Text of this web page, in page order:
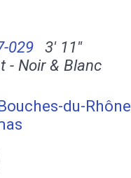
029
3' 11''
- Noir & Blanc
du-